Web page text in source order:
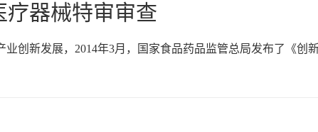
疗器械特审审查
创新发展，2014年3月，国家食品药品监管总局发布了《创